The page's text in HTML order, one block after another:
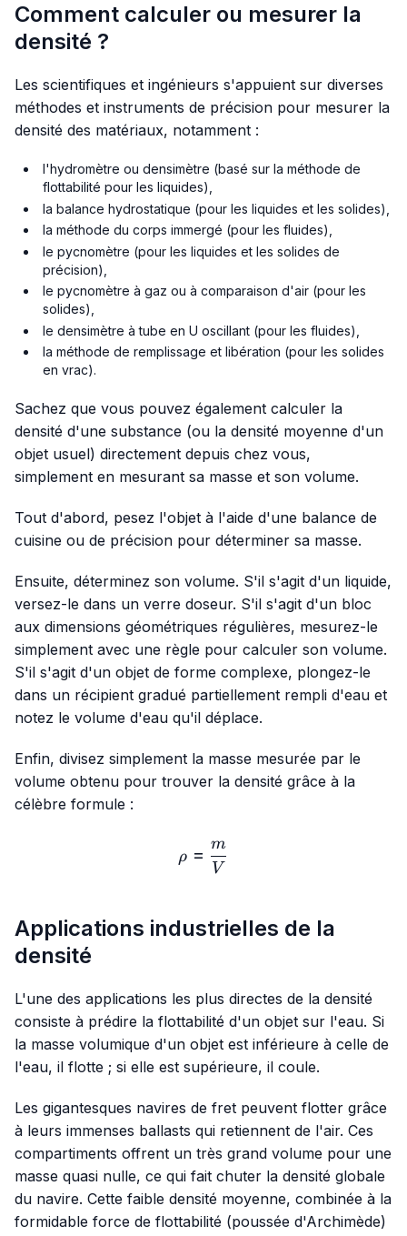
Comment calculer ou mesurer la
densité ?
Les scientifiques et ingénieurs s'appuient sur diverses
méthodes et instruments de précision pour mesurer la
densité des matériaux, notamment :
l'hydromètre ou densimètre (basé sur la méthode de
flottabilité pour les liquides),
la balance hydrostatique (pour les liquides et les solides),
la méthode du corps immergé (pour les fluides),
le pycnomètre (pour les liquides et les solides de
précision),
le pycnomètre à gaz ou à comparaison d'air (pour les
solides),
le densimètre à tube en U oscillant (pour les fluides),
la méthode de remplissage et libération (pour les solides
en vrac).
Sachez que vous pouvez également calculer la
densité d'une substance (ou la densité moyenne d'un
objet usuel) directement depuis chez vous,
simplement en mesurant sa masse et son volume.
Tout d'abord, pesez l'objet à l'aide d'une balance de
cuisine ou de précision pour déterminer sa masse.
Ensuite, déterminez son volume. S'il s'agit d'un liquide,
versez-le dans un verre doseur. S'il s'agit d'un bloc
aux dimensions géométriques régulières, mesurez-le
simplement avec une règle pour calculer son volume.
S'il s'agit d'un objet de forme complexe, plongez-le
dans un récipient gradué partiellement rempli d'eau et
notez le volume d'eau qu'il déplace.
Enfin, divisez simplement la masse mesurée par le
volume obtenu pour trouver la densité grâce à la
célèbre formule :
ρ=\frac{m}{V}
ρ =
V
m
Applications industrielles de la
densité
L'une des applications les plus directes de la densité
consiste à prédire la flottabilité d'un objet sur l'eau. Si
la masse volumique d'un objet est inférieure à celle de
l'eau, il flotte ; si elle est supérieure, il coule.
Les gigantesques navires de fret peuvent flotter grâce
à leurs immenses ballasts qui retiennent de l'air. Ces
compartiments offrent un très grand volume pour une
masse quasi nulle, ce qui fait chuter la densité globale
du navire. Cette faible densité moyenne, combinée à la
formidable force de flottabilité (poussée d'Archimède)